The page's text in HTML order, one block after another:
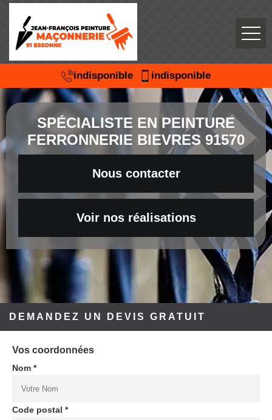
indisponible indisponible
SPÉCIALISTE EN PEINTURE
FERRONNERIE BIEVRES 91570
Nous contacter
Voir nos réalisations
DEMANDEZ UN DEVIS GRATUIT
Vos coordonnées
Nom *
Code postal *